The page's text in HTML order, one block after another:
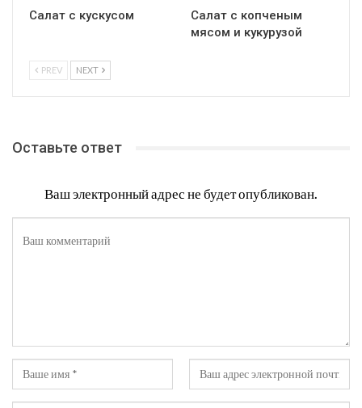
Салат с кускусом
Салат с копченым
мясом и кукурузой
PREV NEXT
Оставьте ответ
Ваш электронный адрес не будет опубликован.